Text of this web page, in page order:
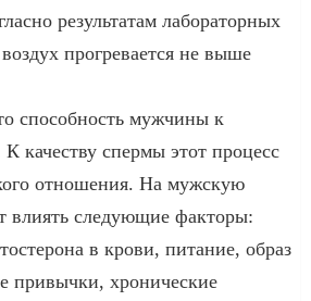
результатам лабораторных
прогревается не выше
способность мужчины к
качеству спермы этот процесс
отношения. На мужскую
влиять следующие факторы:
в крови, питание, образ
привычки, хронические